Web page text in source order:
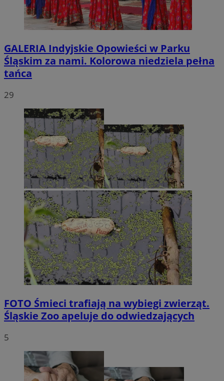
GALERIA Indyjskie Opowieści w Parku
Śląskim za nami. Kolorowa niedziela pełna
tańca
29
FOTO Śmieci trafiają na wybiegi zwierząt.
Śląskie Zoo apeluje do odwiedzających
5